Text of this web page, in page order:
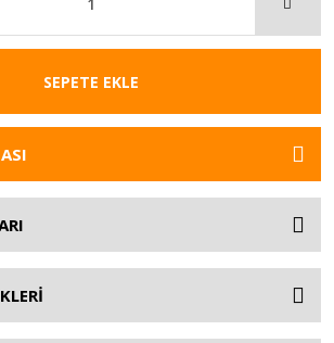
SEPETE EKLE